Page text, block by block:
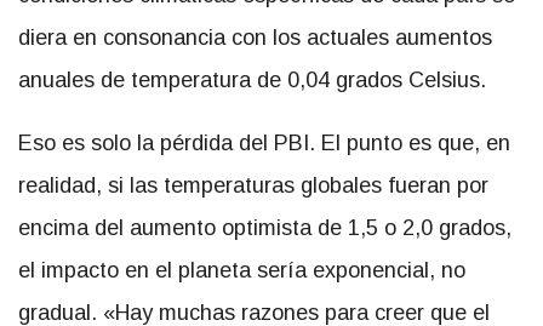
diera en consonancia con los actuales aumentos
anuales de temperatura de 0,04 grados Celsius.
Eso es solo la pérdida del PBI. El punto es que, en
realidad, si las temperaturas globales fueran por
encima del aumento optimista de 1,5 o 2,0 grados,
el impacto en el planeta sería exponencial, no
gradual. «Hay muchas razones para creer que el